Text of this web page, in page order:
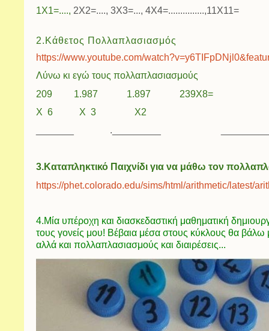
1Χ1=...., 2Χ2=...., 3Χ3=..., 4Χ4=...............,11Χ11=
2.Κάθετος Πολλαπλασιασμός
https://www.youtube.com/
Λύνω κι εγώ τους πολλαπλασιασμούς
209 1.987 1.897 239Χ8=
Χ 6 Χ 3 Χ2
_______ ._________
3.Καταπληκτικό Παιχνίδι για να μάθω τον
https://phet.colorado.edu/sims/html/arithmetic/latest/
4.Μία υπέροχη και διασκεδαστική μαθηματική
τους γονείς μου! Βέβαια μέσα στους κύκλους θα βάλω
αλλά και πολλαπλασιασμούς και διαιρέσεις...